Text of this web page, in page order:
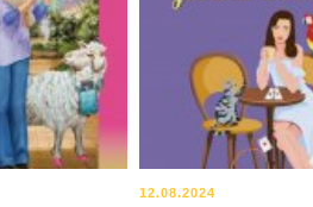
12.08.2024